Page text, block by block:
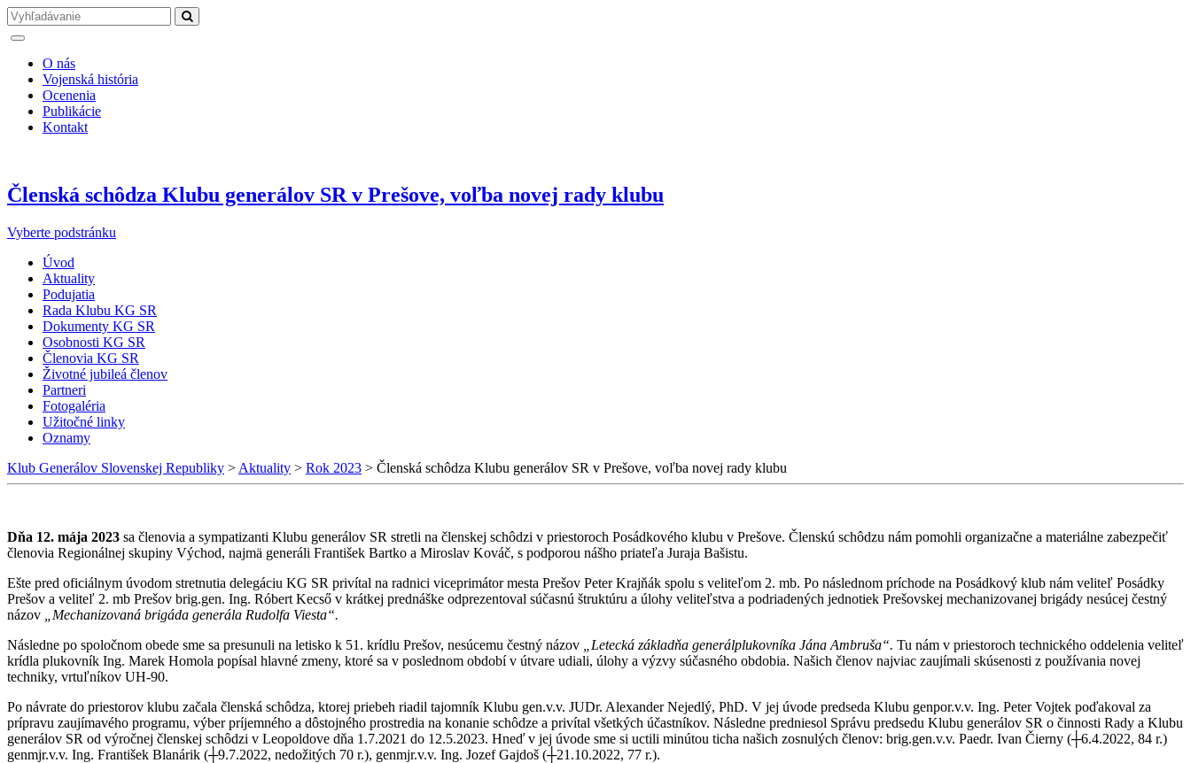
O nás
Vojenská história
Ocenenia
Publikácie
Kontakt
Členská schôdza Klubu generálov SR v Prešove, voľba novej rady klubu
Vyberte podstránku
Úvod
Aktuality
Podujatia
Rada Klubu KG SR
Dokumenty KG SR
Osobnosti KG SR
Členovia KG SR
Životné jubileá členov
Partneri
Fotogaléria
Užitočné linky
Oznamy
Klub Generálov Slovenskej Republiky > Aktuality > Rok 2023 > Členská schôdza Klubu generálov SR v Prešove, voľba novej rady klubu
Dňa 12. mája 2023 sa členovia a sympatizanti Klubu generálov SR stretli na členskej schôdzi v priestoroch Posádkového klubu v Prešove. Členskú schôdzu nám pomohli organizačne a materiálne zabezpečiť
členovia Regionálnej skupiny Východ, najmä generáli František Bartko a Miroslav Kováč, s podporou nášho priateľa Juraja Bašistu.
Ešte pred oficiálnym úvodom stretnutia delegáciu KG SR privítal na radnici viceprimátor mesta Prešov Peter Krajňák spolu s veliteľom 2. mb. Po následnom príchode na Posádkový klub nám veliteľ Posádky
Prešov a veliteľ 2. mb Prešov brig.gen. Ing. Róbert Kecső v krátkej prednáške odprezentoval súčasnú štruktúru a úlohy veliteľstva a podriadených jednotiek Prešovskej mechanizovanej brigády nesúcej čestný
názov
„Mechanizovaná brigáda generála Rudolfa Viesta“.
Následne po spoločnom obede sme sa presunuli na letisko k 51. krídlu Prešov, nesúcemu čestný názov
„Letecká základňa generálplukovníka Jána Ambruša“. Tu nám v priestoroch technického oddelenia veliteľ
krídla plukovník Ing. Marek Homola popísal hlavné zmeny, ktoré sa v poslednom období v útvare udiali, úlohy a výzvy súčasného obdobia. Našich členov najviac zaujímali skúsenosti z používania novej
techniky, vrtuľníkov UH-90.
Po návrate do priestorov klubu začala členská schôdza, ktorej priebeh riadil tajomník Klubu gen.v.v. JUDr. Alexander Nejedlý, PhD. V jej úvode predseda Klubu genpor.v.v. Ing. Peter Vojtek poďakoval za
prípravu zaujímavého programu, výber príjemného a dôstojného prostredia na konanie schôdze a privítal všetkých účastníkov. Následne predniesol Správu predsedu Klubu generálov SR o činnosti Rady a Klubu
generálov SR od výročnej členskej schôdzi v Leopoldove dňa 1.7.2021 do 12.5.2023. Hneď v jej úvode sme si uctili minútou ticha našich zosnulých členov: brig.gen.v.v. Paedr. Ivan Čierny (┼6.4.2022, 84 r.)
genmjr.v.v. Ing. František Blanárik (┼9.7.2022, nedožitých 70 r.), genmjr.v.v. Ing. Jozef Gajdoš (┼21.10.2022, 77 r.).